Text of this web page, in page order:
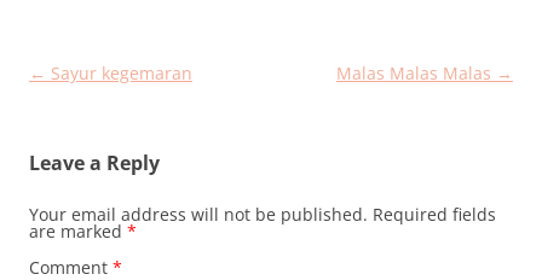
Post
← Sayur kegemaran Malas Malas Malas →
Leave a Reply
Your email address will not be published. Required fields
are marked *
Comment *